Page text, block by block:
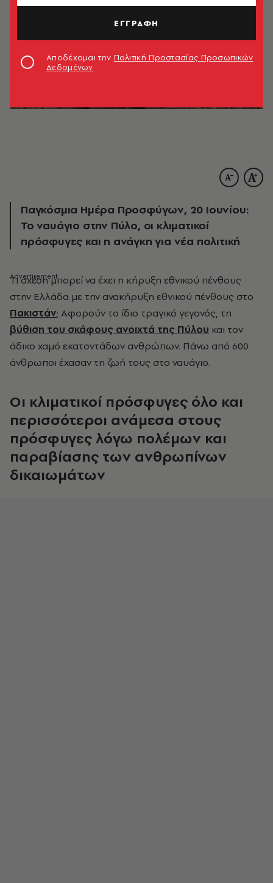
Παγκόσμια Ημέρα Προσφύγων, 20 Ιουνίου:
Το ναυάγιο στην Πύλο, οι κλιματικοί
πρόσφυγες και η ανάγκη για νέα πολιτική
Τι σχέση μπορεί να έχει η κήρυξη εθνικού πένθους
στην Ελλάδα με την ανακήρυξη εθνικού πένθους στο
Πακιστάν; Αφορούν το ίδιο τραγικό γεγονός, τη
βύθιση του σκάφους ανοιχτά της Πύλου και τον
άδικο χαμό εκατοντάδων ανθρώπων. Πάνω από 600
άνθρωποι έχασαν τη ζωή τους στο ναυάγιο.
Οι κλιματικοί πρόσφυγες όλο και
περισσότεροι ανάμεσα στους
πρόσφυγες λόγω πολέμων και
παραβίασης των ανθρωπίνων
δικαιωμάτων
ΕΓΓΡΑΦΗ
Αποδέχομαι την Πολιτική Προστασίας Προσωπικών
Δεδομένων